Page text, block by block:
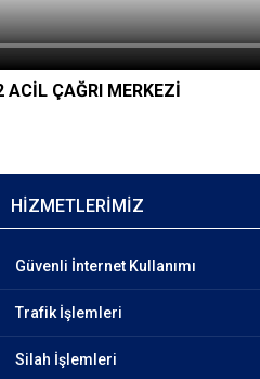
ACİL ÇAĞRI MERKEZİ
HİZMETLERİMİZ
Güvenli İnternet Kullanımı
Trafik İşlemleri
Silah İşlemleri